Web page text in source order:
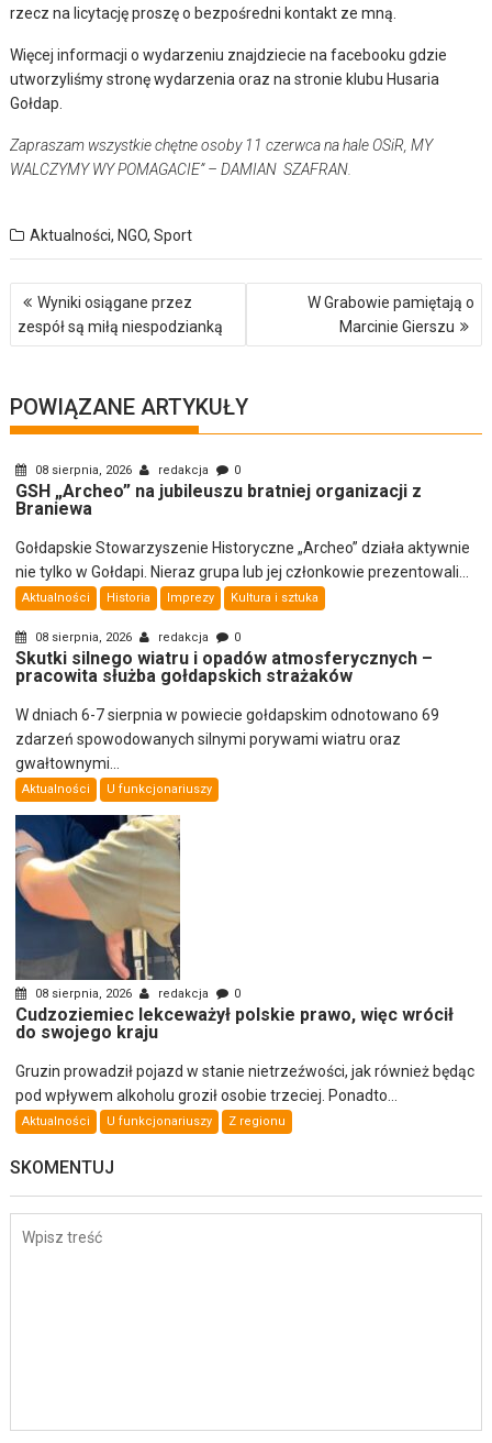
rzecz na licytację proszę o bezpośredni kontakt ze mną.
Więcej informacji o wydarzeniu znajdziecie na facebooku gdzie
utworzyliśmy stronę wydarzenia oraz na stronie klubu Husaria
Gołdap.
Zapraszam wszystkie chętne osoby 11 czerwca na hale OSiR, MY
WALCZYMY WY POMAGACIE” – DAMIAN SZAFRAN.
Aktualności, NGO,Sport
Nawigacja
wpisu
Wyniki osiągane przez
zespół są miłą niespodzianką
W Grabowie pamiętają o
Marcinie Gierszu
POWIĄZANE ARTYKUŁY
08 sierpnia, 2026 redakcja 0
GSH „Archeo” na jubileuszu bratniej organizacji z
Braniewa
Gołdapskie Stowarzyszenie Historyczne „Archeo” działa aktywnie
nie tylko w Gołdapi. Nieraz grupa lub jej członkowie prezentowali...
Aktualności Historia Imprezy Kultura i sztuka
08 sierpnia, 2026 redakcja 0
Skutki silnego wiatru i opadów atmosferycznych –
pracowita służba gołdapskich strażaków
W dniach 6-7 sierpnia w powiecie gołdapskim odnotowano 69
zdarzeń spowodowanych silnymi porywami wiatru oraz
gwałtownymi...
Aktualności U funkcjonariuszy
08 sierpnia, 2026 redakcja 0
Cudzoziemiec lekceważył polskie prawo, więc wrócił
do swojego kraju
Gruzin prowadził pojazd w stanie nietrzeźwości, jak również będąc
pod wpływem alkoholu groził osobie trzeciej. Ponadto...
Aktualności U funkcjonariuszy Z regionu
SKOMENTUJ